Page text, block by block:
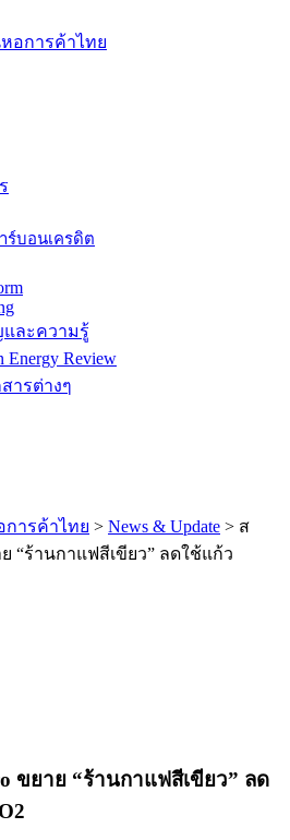
บอนเครดิต
ละความรู้
Energy Review
ารต่างๆ
ารค้าไทย > News & Update > ส
“ร้านกาแฟสีเขียว” ลดใช้แก้ว
ขยาย “ร้านกาแฟสีเขียว” ลด